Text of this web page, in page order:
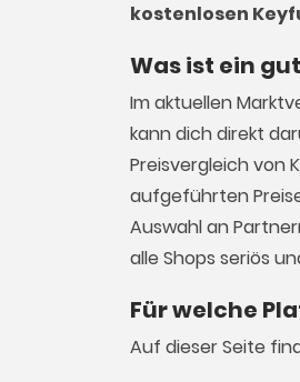
kostenlosen
Was ist ein
Im aktuellen
kann dich direkt
Preisvergleich von
aufgeführten
Auswahl an
alle Shops seriös
Für welche
Auf dieser Seite